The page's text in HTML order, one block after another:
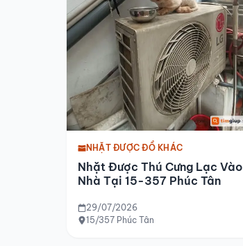
NHẶT ĐƯỢC ĐỒ KHÁC
Nhặt Được Thú Cưng Lạc Vào
Nhà Tại 15-357 Phúc Tân
29/07/2026
15/357 Phúc Tân